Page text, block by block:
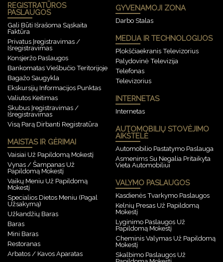
REGISTRATŪROS
PASLAUGOS
Gali Būti Išrašoma Sąskaita
Faktūra
Privatus Įregistravimas /
Išregistravimas
Konsjeržo Paslaugos
Bankomatas Viešbučio Teritorijoje
Bagažo Saugykla
Ekskursijų Informacijos Punktas
Valiutos Keitimas
Skubus Įregistravimas /
Išregistravimas
Visą Parą Dirbanti Registratūra
MAISTAS IR GĖRIMAI
Vaisiai Už Papildomą Mokestį
Vynas / Šampanas Už
Papildomą Mokestį
Vaikų Meniu Už Papildomą
Mokestį
Specialios Dietos Meniu (pagal
Užsakymą)
Užkandžių Baras
Baras
Mini Baras
Restoranas
Arbatos / Kavos Aparatas
GYVENAMOJI ZONA
Darbo Stalas
MEDIJA IR TECHNOLOGIJOS
Plokščiaekranis Televizorius
Palydovinė Televizija
Telefonas
Televizorius
INTERNETAS
Internetas
AUTOMOBILIŲ STOVĖJIMO
AIKŠTELĖ
Automobilio Pastatymo Paslauga
Asmenims Su Negalia Pritaikyta
Vieta Automobiliui
VALYMO PASLAUGOS
Kasdienės Tvarkymo Paslaugos
Kelnių Presas Už Papildomą
Mokestį
Lyginimo Paslaugos Už
Papildomą Mokestį
Cheminis Valymas Už Papildomą
Mokestį
Skalbimo Paslaugos Už